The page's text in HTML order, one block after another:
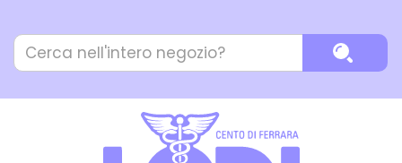
contenuto
principale
Cerca
Prodotto